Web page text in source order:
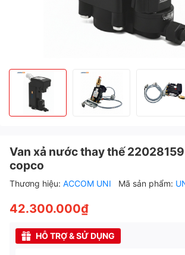
Van xả nước thay thế
copco
Thương hiệu: ACCOM UNI Mã sản phẩm:
42.300.000₫
HỖ TRỢ & SỬ DỤNG